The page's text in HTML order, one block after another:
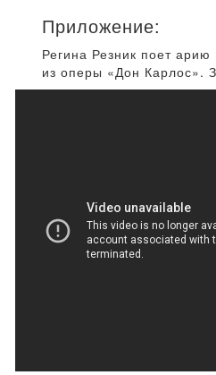
Приложение:
Регина Резник поет арию
из оперы «Дон Карлос».